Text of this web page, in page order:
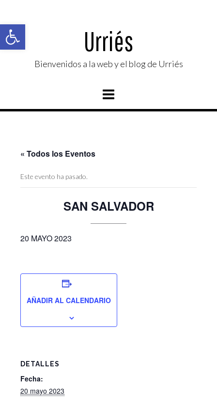
Abrir barra de herramientas
contenido
Urriés
Bienvenidos a la web y el blog de Urriés
« Todos los Eventos
Este evento ha pasado.
SAN SALVADOR
20 MAYO 2023
AÑADIR AL CALENDARIO
DETALLES
Fecha:
20 mayo 2023